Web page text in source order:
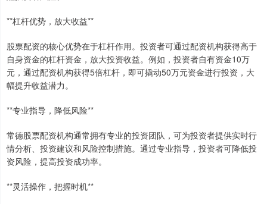
**杠杆优势，放大收益**
股票配资的核心优势在于杠杆作用。投资者可通过配资机构获得高于
自身资金的杠杆资金，放大投资收益。例如，投资者自有资金10万
元，通过配资机构获得5倍杠杆，即可撬动50万元资金进行投资，大
幅提升收益潜力。
**专业指导，降低风险**
常德股票配资机构通常拥有专业的投资团队，可为投资者提供实时行
情分析、投资建议和风险控制措施。通过专业指导，投资者可降低投
资风险，提高投资成功率。
**灵活操作，把握时机**